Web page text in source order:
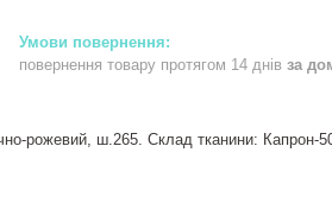
повернення товару протягом 14 днів за
рожевий, ш.265. Склад тканини: Капрон-